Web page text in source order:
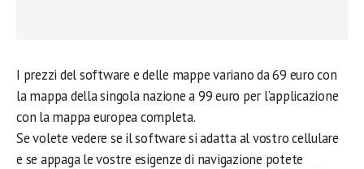
I prezzi del software e delle mappe variano da 69 euro con
la mappa della singola nazione a 99 euro per l’applicazione
con la mappa europea completa.
Se volete vedere se il software si adatta al vostro cellulare
e se appaga le vostre esigenze di navigazione potete